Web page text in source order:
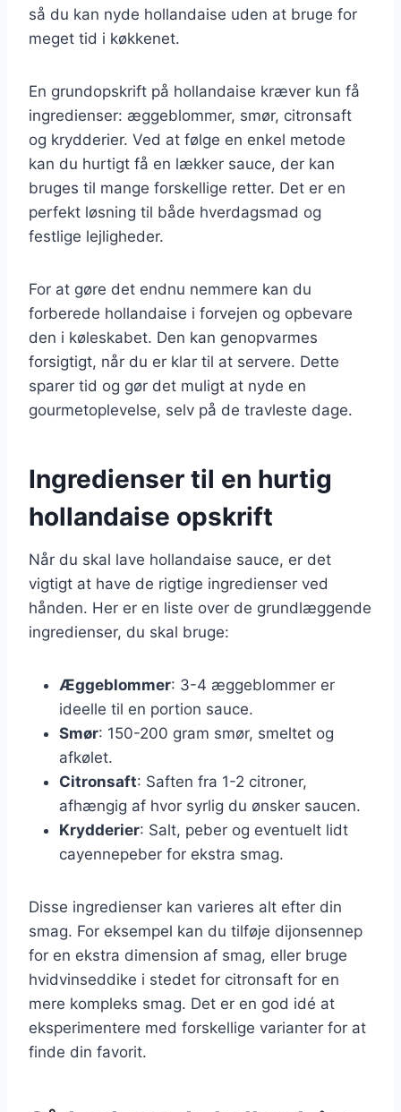
så du kan nyde hollandaise uden at bruge for
meget tid i køkkenet.
En grundopskrift på hollandaise kræver kun få
ingredienser: æggeblommer, smør, citronsaft
og krydderier. Ved at følge en enkel metode
kan du hurtigt få en lækker sauce, der kan
bruges til mange forskellige retter. Det er en
perfekt løsning til både hverdagsmad og
festlige lejligheder.
For at gøre det endnu nemmere kan du
forberede hollandaise i forvejen og opbevare
den i køleskabet. Den kan genopvarmes
forsigtigt, når du er klar til at servere. Dette
sparer tid og gør det muligt at nyde en
gourmetoplevelse, selv på de travleste dage.
Ingredienser til en hurtig
hollandaise opskrift
Når du skal lave hollandaise sauce, er det
vigtigt at have de rigtige ingredienser ved
hånden. Her er en liste over de grundlæggende
ingredienser, du skal bruge:
Æggeblommer: 3-4 æggeblommer er
ideelle til en portion sauce.
Smør: 150-200 gram smør, smeltet og
afkølet.
Citronsaft: Saften fra 1-2 citroner,
afhængig af hvor syrlig du ønsker saucen.
Krydderier: Salt, peber og eventuelt lidt
cayennepeber for ekstra smag.
Disse ingredienser kan varieres alt efter din
smag. For eksempel kan du tilføje dijonsennep
for en ekstra dimension af smag, eller bruge
hvidvinseddike i stedet for citronsaft for en
mere kompleks smag. Det er en god idé at
eksperimentere med forskellige varianter for at
finde din favorit.